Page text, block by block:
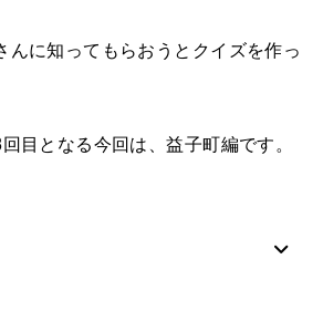
んに知ってもらおうとクイズを作っ
目となる今回は、益子町編です。